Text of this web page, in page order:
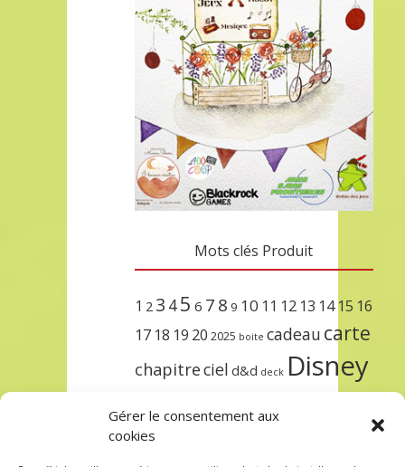
Gérer le consentement aux
cookies
Mots clés Produit
1 2 3 45 6 7 8 9 10 11 12 13 14 15 16
17 18 19 20 2025 boite cadeau carte
chapitreciel d&d deck Disney
lorcana